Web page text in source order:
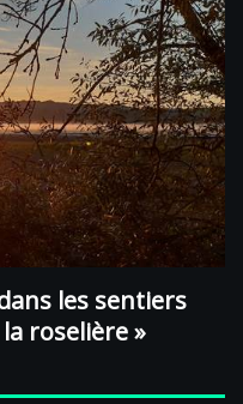
les sentiers
roselière »